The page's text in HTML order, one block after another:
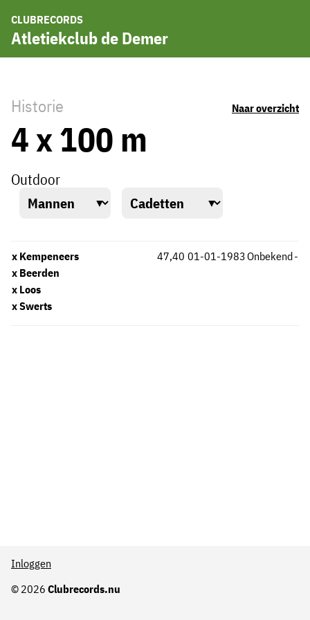
CLUBRECORDS
Atletiekclub de Demer
Historie Naar overzicht
4 x 100 m
Outdoor
x Kempeneers
x Beerden
x Loos
x Swerts
Onbekend
47,40 -
01-01-1983
© 2026 Clubrecords.nu
Inloggen